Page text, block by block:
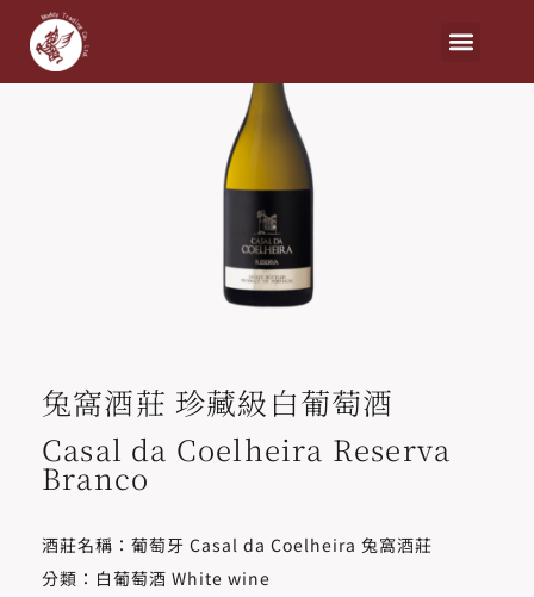
兔窩酒莊 珍藏級白葡萄酒
Casal da Coelheira Reserva
Branco
酒莊名稱：葡萄牙 Casal da Coelheira 兔窩酒莊
分類：白葡萄酒 White wine